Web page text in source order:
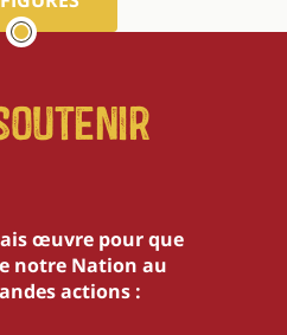
œuvre pour que
notre Nation au
actions :